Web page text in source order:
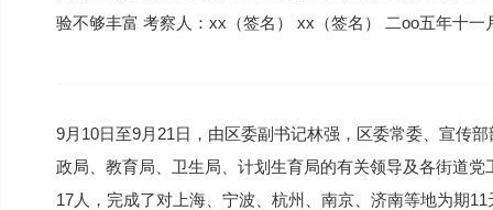
验不够丰富 考察人：xx（签名） xx（签名） 二oo五年十一
9月10日至9月21日，由区委副书记林强，区委常委、宣传
政局、教育局、卫生局、计划生育局的有关领导及各街道
17人，完成了对上海、宁波、杭州、南京、济南等地为期